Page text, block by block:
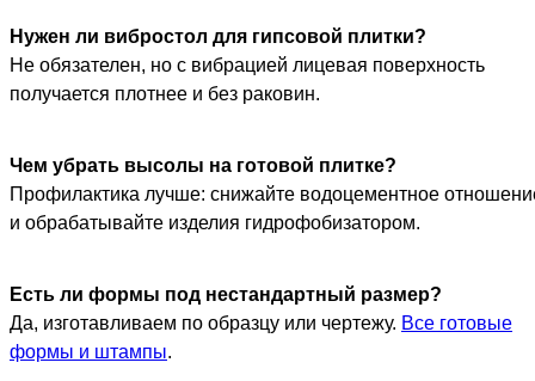
Нужен ли вибростол для гипсовой плитки?
Не обязателен, но с вибрацией лицевая поверхность
получается плотнее и без раковин.
Чем убрать высолы на готовой плитке?
Профилактика лучше: снижайте водоцементное
и обрабатывайте изделия гидрофобизатором.
Есть ли формы под нестандартный размер?
Да, изготавливаем по образцу или чертежу. Все готовые
формы и штампы.